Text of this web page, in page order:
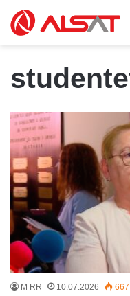
M RR 10.07.2026 667